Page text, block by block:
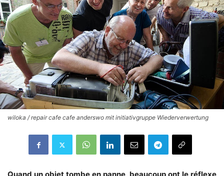
wiloka / repair cafe cafe anderswo mit initiativgruppe Wiederverwertung